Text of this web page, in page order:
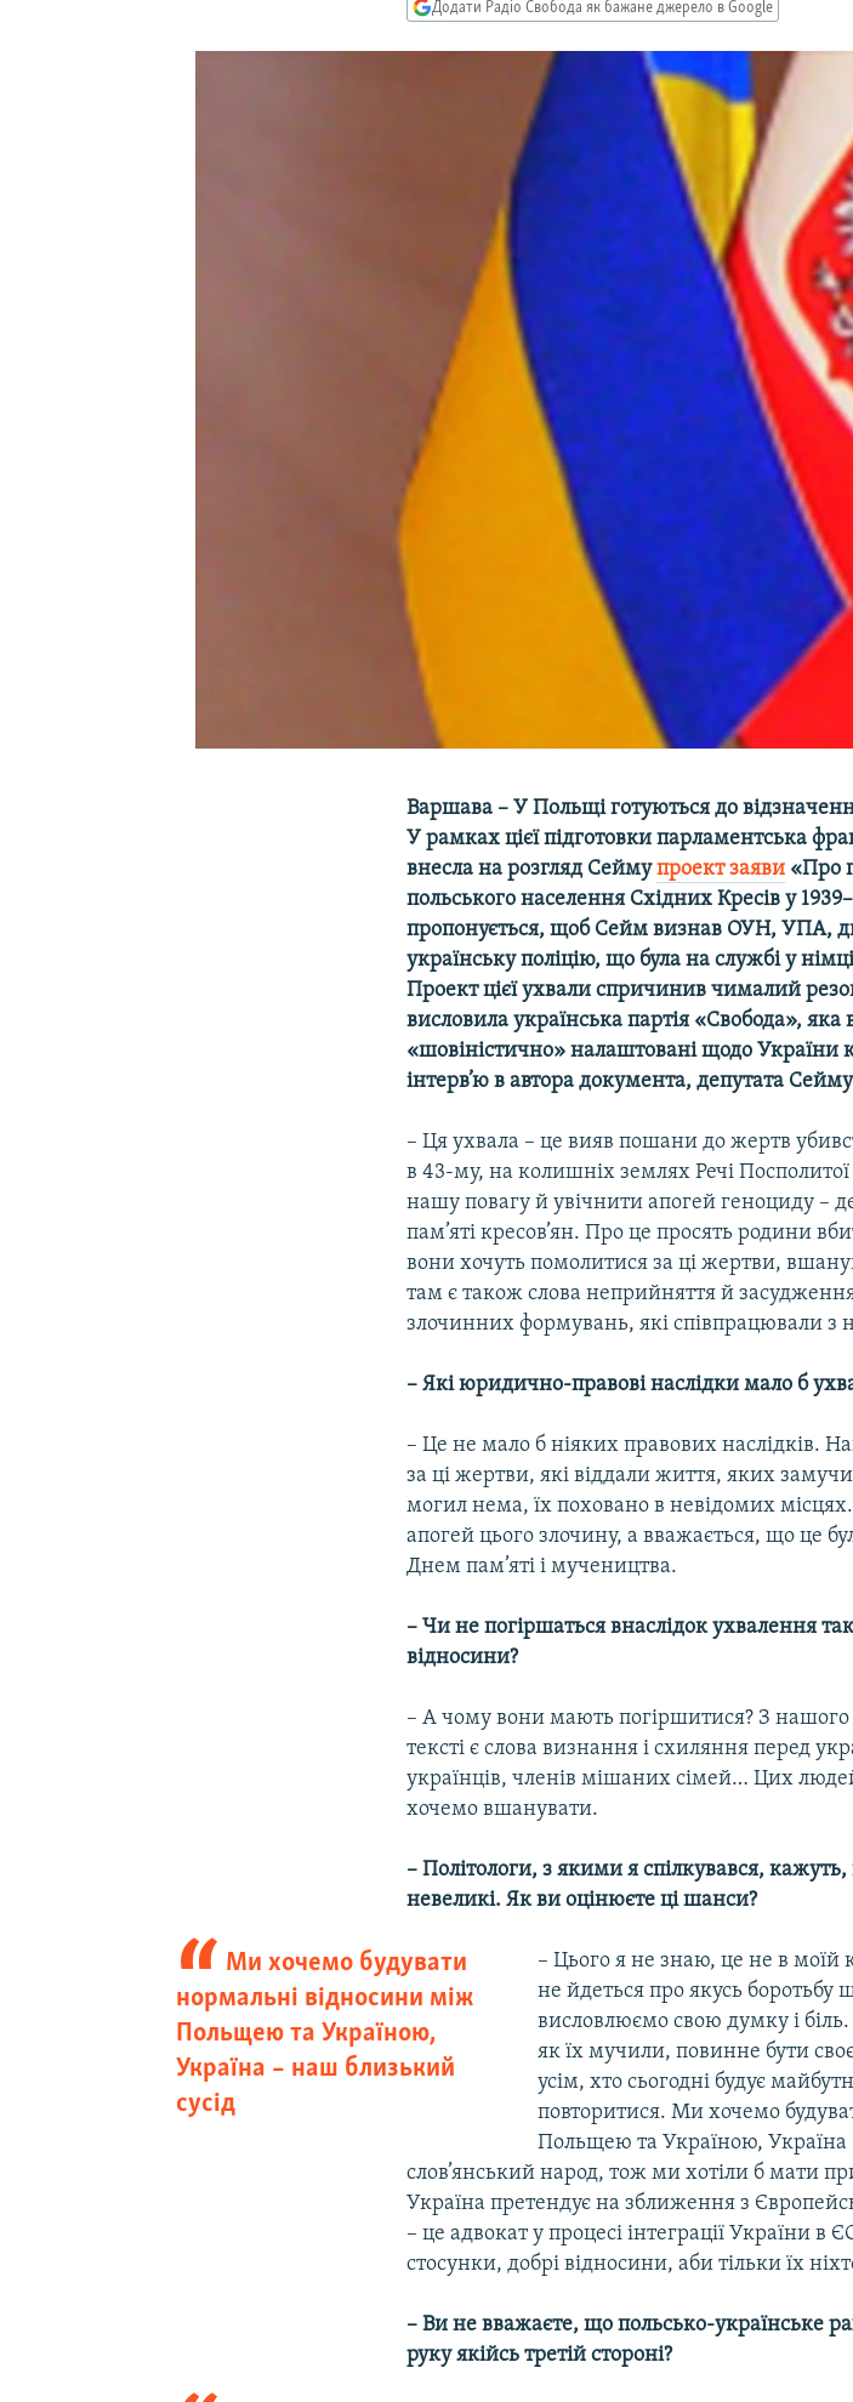
Додати Радіо Свобода як бажане джерело в Google
Варшава – У Польщі готуються до
У рамках цієї підготовки парламентська
внесла на розгляд Сеймупроект заяви «Про
польського населення Східних Кресів у
пропонується, щоб Сейм визнав ОУН, УПА,
українську поліцію, що була на службі у
Проект цієї ухвали спричинив чималий
висловила українська партія «Свобода», яка
«шовіністично» налаштовані щодо України
інтерв’ю в автора документа, депутата
– Ця ухвала – це вияв пошани до жертв
в 43-му, на колишніх землях Речі
нашу повагу й увічнити апогей геноциду –
пам’яті кресов’ян. Про це просять родини
вони хочуть помолитися за ці жертви,
там є також слова неприйняття й
злочинних формувань, які співпрацювали
– Які юридично-правові наслідки мало б
– Це не мало б ніяких правових наслідків.
за ці жертви, які віддали життя, яких
могил нема, їх поховано в невідомих
апогей цього злочину, а вважається, що це
Днем пам’яті і мучеництва.
– Чи не погіршаться внаслідок ухвалення
відносини?
– А чому вони мають погіршитися? З нашого
тексті є слова визнання і схиляння перед
українців, членів мішаних сімей… Цих
хочемо вшанувати.
– Політологи, з якими я спілкувався,
невеликі. Як ви оцінюєте ці шанси?
Ми хочемо будувати
нормальні відносини між
Польщею та Україною,
Україна – наш близький
сусід
– Цього я не знаю, це не в моїй
не йдеться про якусь боротьбу
висловлюємо свою думку і
як їх мучили, повинне бути
усім, хто сьогодні будує
повторитися. Ми хочемо
Польщею та Україною, Україна
слов’янський народ, тож ми хотіли б мати
Україна претендує на зближення з
– це адвокат у процесі інтеграції України в
стосунки, добрі відносини, аби тільки їх
– Ви не вважаєте, що польсько-українське
руку якійсь третій стороні?